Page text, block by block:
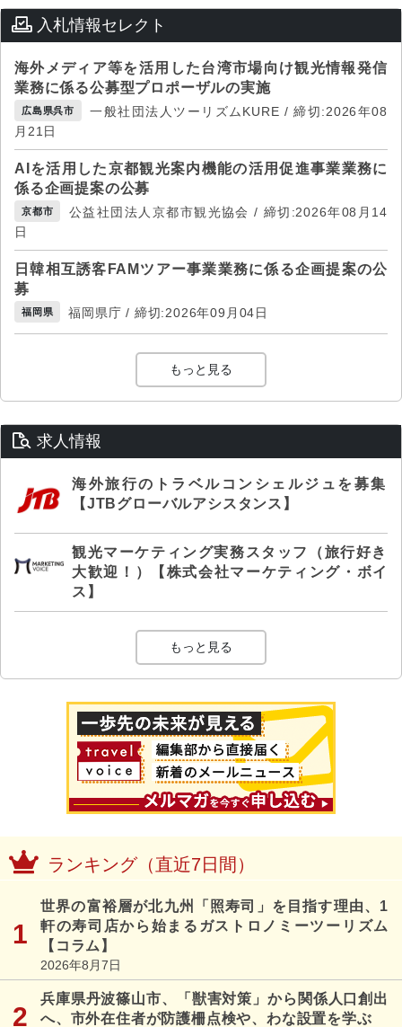
入札情報セレクト
海外メディア等を活用した台湾市場向け観光情報発信
業務に係る公募型プロポーザルの実施
広島県呉市
一般社団法人ツーリズムKURE / 締切:2026年08
月21日
AIを活用した京都観光案内機能の活用促進事業業務に
係る企画提案の公募
京都市
公益社団法人京都市観光協会 / 締切:2026年08月14
日
日韓相互誘客FAMツアー事業業務に係る企画提案の公
募
福岡県 福岡県庁 / 締切:2026年09月04日
もっと見る
求人情報
海外旅行のトラベルコンシェルジュを募集
【JTBグローバルアシスタンス】
観光マーケティング実務スタッフ（旅行好き
大歓迎！）【株式会社マーケティング・ボイ
ス】
もっと見る
ランキング（直近7日間）
世界の富裕層が北九州「照寿司」を目指す理由、1
軒の寿司店から始まるガストロノミーツーリズム
【コラム】
2026年8月7日
兵庫県丹波篠山市、「獣害対策」から関係人口創出
へ、市外在住者が防護柵点検や、わな設置を学ぶ